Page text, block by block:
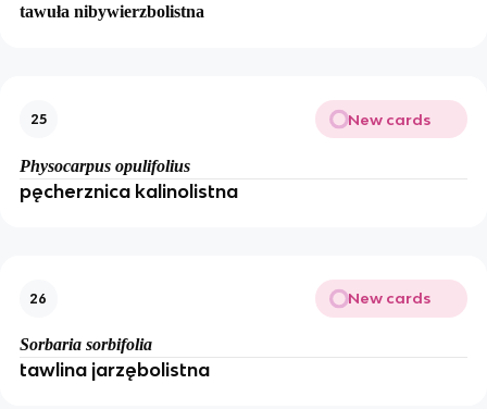
tawuła nibywierzbolistna
25 New cards
Physocarpus opulifolius
pęcherznica kalinolistna
26 New cards
Sorbaria sorbifolia
tawlina jarzębolistna